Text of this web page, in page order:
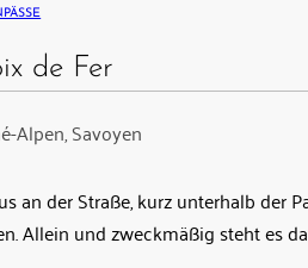
de Fer
Alpen, Savoyen
an der Straße, kurz unterhalb der
Allein und zweckmäßig steht es